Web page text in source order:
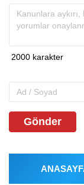
Gönder